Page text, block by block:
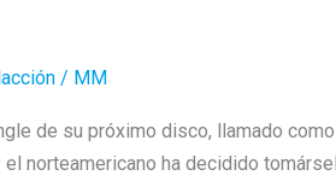
/ MM
de su próximo disco, llamado
norteamericano ha decidido